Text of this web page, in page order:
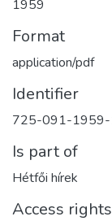
1959
Format
application/pdf
Identifier
725-091-
Is part of
Hétfői hírek
Access rights